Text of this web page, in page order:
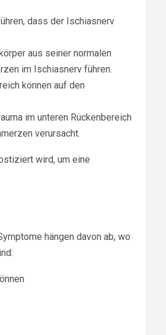
dass der Ischiasnerv
aus seiner normalen
im Ischiasnerv führen.
können auf den
im unteren Rückenbereich
verursacht.
wird, um eine
hängen davon ab, wo